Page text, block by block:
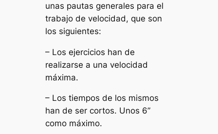
unas pautas generales para el
trabajo de velocidad, que son
los siguientes:
– Los ejercicios han de
realizarse a una velocidad
máxima.
– Los tiempos de los mismos
han de ser cortos. Unos 6”
como máximo.